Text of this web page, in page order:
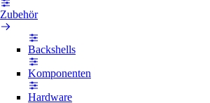
Zubehör
Backshells
Komponenten
Hardware